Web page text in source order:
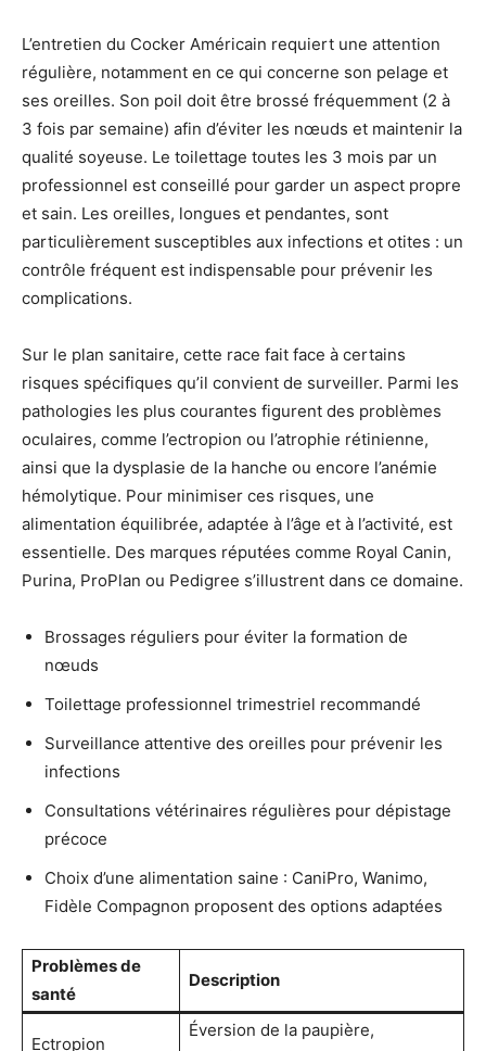
L’entretien du Cocker Américain requiert une attention
régulière, notamment en ce qui concerne son pelage et
ses oreilles. Son poil doit être brossé fréquemment (2 à
3 fois par semaine) afin d’éviter les nœuds et maintenir la
qualité soyeuse. Le toilettage toutes les 3 mois par un
professionnel est conseillé pour garder un aspect propre
et sain. Les oreilles, longues et pendantes, sont
particulièrement susceptibles aux infections et otites : un
contrôle fréquent est indispensable pour prévenir les
complications.
Sur le plan sanitaire, cette race fait face à certains
risques spécifiques qu’il convient de surveiller. Parmi les
pathologies les plus courantes figurent des problèmes
oculaires, comme l’ectropion ou l’atrophie rétinienne,
ainsi que la dysplasie de la hanche ou encore l’anémie
hémolytique. Pour minimiser ces risques, une
alimentation équilibrée, adaptée à l’âge et à l’activité, est
essentielle. Des marques réputées comme Royal Canin,
Purina, ProPlan ou Pedigree s’illustrent dans ce domaine.
Brossages réguliers pour éviter la formation de
nœuds
Toilettage professionnel trimestriel recommandé
Surveillance attentive des oreilles pour prévenir les
infections
Consultations vétérinaires régulières pour dépistage
précoce
Choix d’une alimentation saine : CaniPro, Wanimo,
Fidèle Compagnon proposent des options adaptées
Problèmes de
santé
Description
Ectropion
Éversion de la paupière,